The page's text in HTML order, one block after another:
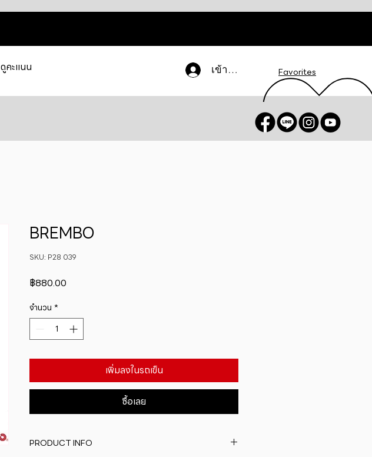
เข้าสู่ระบบ Favorites
ดูคะแนน
BREMBO
SKU: P28 039
฿880.00
จำนวน *
เพิ่มลงในรถเข็น
ซื้อเลย
PRODUCT INFO